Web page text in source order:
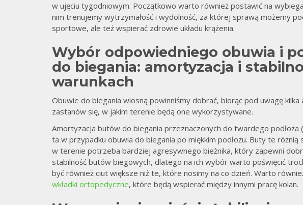
w ujęciu tygodniowym. Początkowo warto również postawić na
nim trenujemy wytrzymałość i wydolność, za której sprawą możemy
sportowe, ale też wspierać zdrowie układu krążenia.
Wybór odpowiedniego obuwia i
do biegania: amortyzacja i
warunkach
Obuwie do biegania wiosną powinniśmy dobrać, biorąc pod uwagę
zastanów się, w jakim terenie będą one wykorzystywane.
Amortyzacja butów do biegania przeznaczonych do twardego podłoża
ta w przypadku obuwia do biegania po miękkim podłożu. Buty te różnią
w terenie potrzeba bardziej agresywnego bieżnika, który zapewni
stabilność butów biegowych, dlatego na ich wybór warto poświęcić
być również ciut większe niż te, które nosimy na co dzień. Warto
wkładki ortopedyczne, które będą wspierać między innymi pracę kolan.